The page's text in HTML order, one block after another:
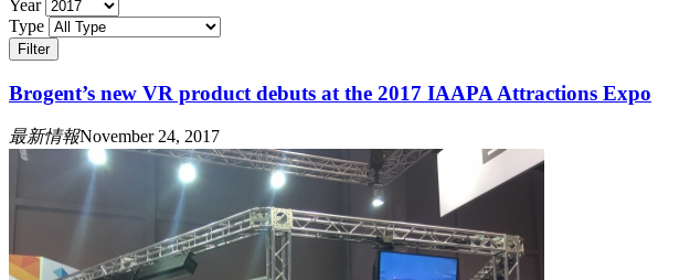
Year
Type
Filter
Brogent’s new VR product debuts at the 2017 IAAPA Attractions Expo
最新情報November 24, 2017